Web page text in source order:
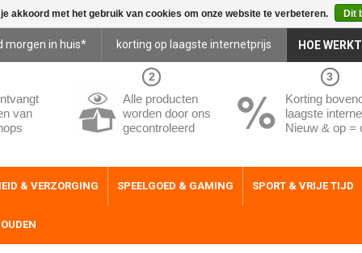
morgen in huis* korting op laagste internetprijs HOE
van
2
Alle producten
worden door ons
gecontroleerd
3
Korting
laagste
Nieuw & op =
& VERZORGING SPEELGOED & GAMING SPORT & VRIJE TIJD
akkoord met het gebruik van cookies om onze website te verbeteren. Dit